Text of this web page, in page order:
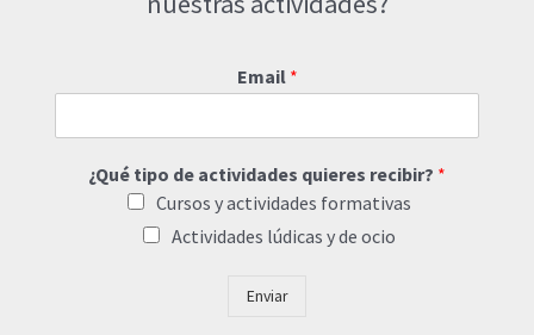
Email *
¿Qué tipo de actividades quieres recibir? *
Cursos y actividades formativas
Actividades lúdicas y de ocio
Enviar